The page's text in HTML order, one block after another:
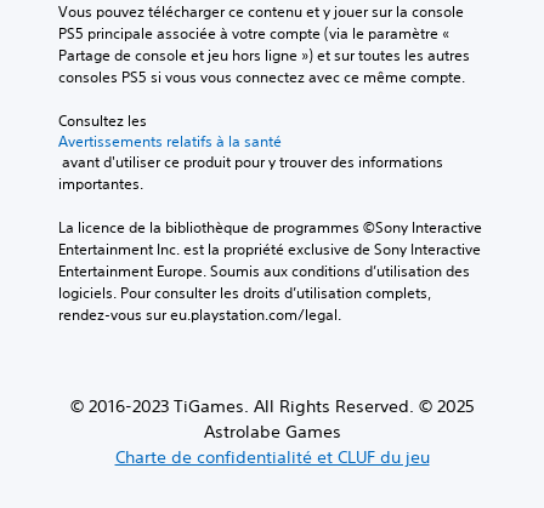
Vous pouvez télécharger ce contenu et y jouer sur la console
PS5 principale associée à votre compte (via le paramètre «
Partage de console et jeu hors ligne ») et sur toutes les autres
consoles PS5 si vous vous connectez avec ce même compte.
Consultez les
Avertissements relatifs à la santé
importantes.
La licence de la bibliothèque de programmes ©Sony Interactive
Entertainment Inc. est la propriété exclusive de Sony Interactive
Entertainment Europe. Soumis aux conditions d’utilisation des
logiciels. Pour consulter les droits d’utilisation complets,
rendez-vous sur eu.playstation.com/legal.
© 2016-2023 TiGames. All Rights Reserved. © 2025
Astrolabe Games
Charte de confidentialité et CLUF du jeu